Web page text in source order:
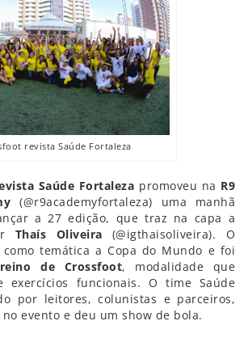
revista Saúde Fortaleza
Saúde Fortaleza promoveu na R9
(@r9academyfortaleza) uma manhã
a 27 edição, que traz na capa a
Thaís Oliveira (@igthaisoliveira). O
temática a Copa do Mundo e foi
de Crossfoot, modalidade que
exercícios funcionais. O time Saúde
por leitores, colunistas e parceiros,
evento e deu um show de bola.